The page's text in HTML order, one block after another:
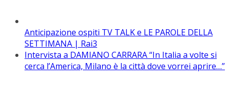
Anticipazione ospiti TV TALK e LE PAROLE DELLA
SETTIMANA | Rai3
Intervista a DAMIANO CARRARA “In Italia a volte si
cerca l’America, Milano è la città dove vorrei aprire…”